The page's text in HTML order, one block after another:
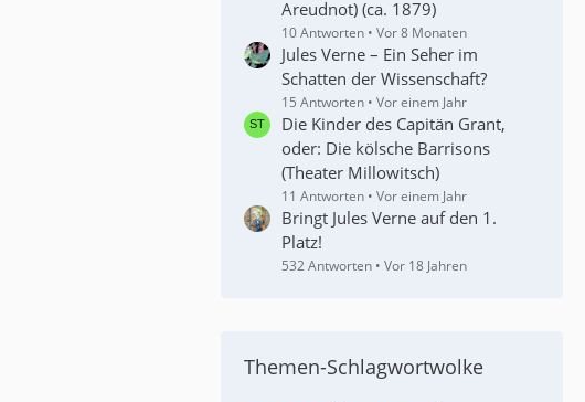
Areudnot) (ca. 1879)
10 Antworten Vor 8 Monaten
Jules Verne – Ein Seher im
Schatten der Wissenschaft?
15 Antworten Vor einem Jahr
Die Kinder des Capitän Grant,
oder: Die kölsche Barrisons
(Theater Millowitsch)
11 Antworten Vor einem Jahr
Bringt Jules Verne auf den 1.
Platz!
532 Antworten Vor 18 Jahren
Themen-Schlagwortwolke